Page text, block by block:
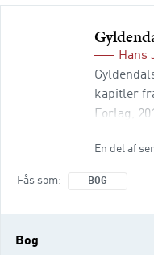
Hans
kapitler
Forlag,
En del af
Fås som BOG
Bog